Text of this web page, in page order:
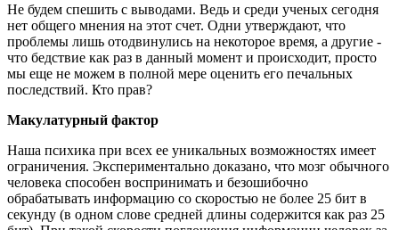
Не будем спешить с выводами. Ведь и среди ученых сегодня
нет общего мнения на этот счет. Одни утверждают, что
проблемы лишь отодвинулись на некоторое время, а другие -
что бедствие как раз в данный момент и происходит, просто
мы еще не можем в полной мере оценить его печальных
последствий. Кто прав?
Макулатурный фактор
Наша психика при всех ее уникальных возможностях имеет
ограничения. Экспериментально доказано, что мозг обычного
человека способен воспринимать и безошибочно
обрабатывать информацию со скоростью не более 25 бит в
секунду (в одном слове средней длины содержится как раз 25